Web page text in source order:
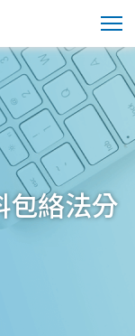
絡法分